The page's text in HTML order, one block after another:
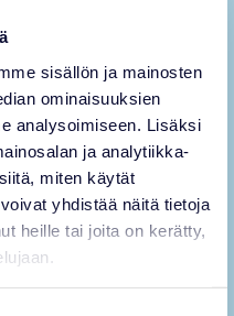
sisällön ja mainosten
ominaisuuksien
analysoimiseen. Lisäksi
ja analytiikka-
miten käytät
yhdistää näitä tietoja
heille tai joita on kerätty,
yhteistyölle ovat
sosiaalisen median
sitoutunutta
sitoutunutta seuraajaa,
ja luontevasti sen
ja kaupallisen
käyttää